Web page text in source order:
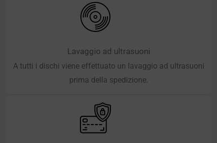
Lavaggio ad ultrasuoni
A tutti i dischi viene effettuato un lavaggio ad ultrasuoni
prima della spedizione.